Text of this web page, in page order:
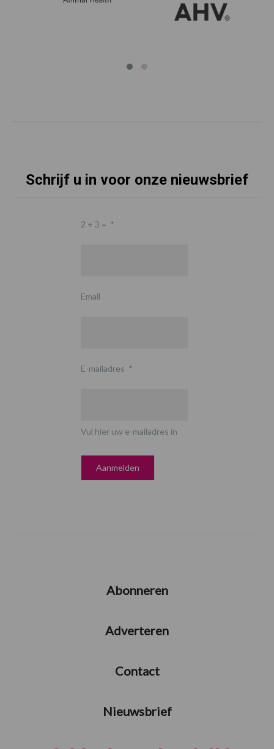
Schrijf u in voor onze nieuwsbrief
2 + 3 = *
Email
E-mailadres *
Vul hier uw e-mailadres in
Abonneren
Adverteren
Contact
Nieuwsbrief